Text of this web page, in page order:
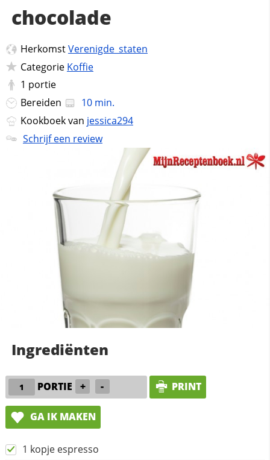
chocolade
HerkomstVerenigde_staten
Categorie Koffie
1 portie
Bereiden
10 min.
Kookboek van jessica294
Schrijf een review
Ingrediënten
PORTIE + - PRINT
GA IK MAKEN
1 kopje espresso